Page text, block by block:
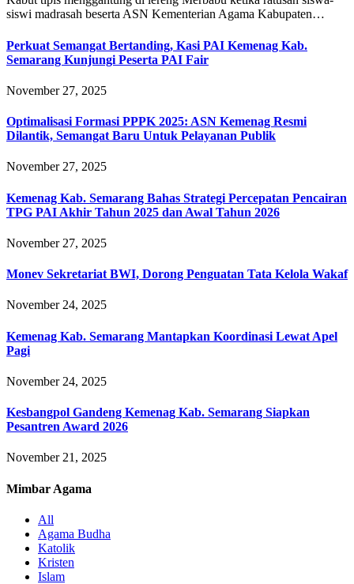
siswi madrasah beserta ASN Kementerian Agama Kabupaten…
Perkuat Semangat Bertanding, Kasi PAI Kemenag Kab.
Semarang Kunjungi Peserta PAI Fair
November 27, 2025
Optimalisasi Formasi PPPK 2025: ASN Kemenag Resmi
Dilantik, Semangat Baru Untuk Pelayanan Publik
November 27, 2025
Kemenag Kab. Semarang Bahas Strategi Percepatan Pencairan
TPG PAI Akhir Tahun 2025 dan Awal Tahun 2026
November 27, 2025
Monev Sekretariat BWI, Dorong Penguatan Tata Kelola Wakaf
November 24, 2025
Kemenag Kab. Semarang Mantapkan Koordinasi Lewat Apel
Pagi
November 24, 2025
Kesbangpol Gandeng Kemenag Kab. Semarang Siapkan
Pesantren Award 2026
November 21, 2025
Mimbar Agama
All
Agama Budha
Katolik
Kristen
Islam